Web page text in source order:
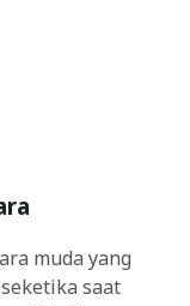
muda yang
saat